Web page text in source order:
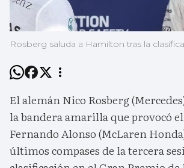
Rosberg saluda a Hamilton tras la
El alemán Nico Rosberg
la bandera amarilla que provocó
Fernando Alonso (McLaren
últimos compases de la tercera